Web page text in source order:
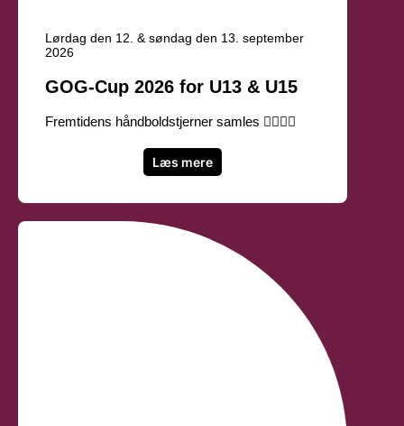
Lørdag den 12. & søndag den 13. september
2026
GOG-Cup 2026 for U13 & U15
Fremtidens håndboldstjerner samles 🤾‍♂️🤾‍♀️
Læs mere